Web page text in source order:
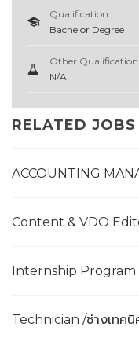
Qualification
Bachelor Degree
Other Qualification
N/A
RELATED
ACCOUNTING
Content & VDO
Internship Program
Technician /ช่างเทคนิ